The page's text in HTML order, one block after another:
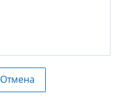
Отмена